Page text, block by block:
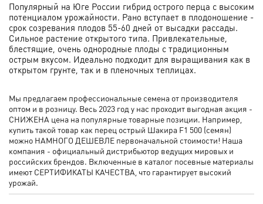
Популярный на Юге России гибрид острого перца с высоким
потенциалом урожайности. Рано вступает в плодоношение -
срок созревания плодов 55-60 дней от высадки рассады.
Сильное растение открытого типа. Привлекательные,
блестящие, очень однородные плоды с традиционным
острым вкусом. Идеально подходит для выращивания как в
открытом грунте, так и в пленочных теплицах.
Мы предлагаем профессиональные семена от производителя
оптом и в розницу. Весь 2023 год у нас проходит выгодная акция -
СНИЖЕНА цена на популярные товарные позиции. Например,
купить такой товар как перец острый Шакира F1 500 (семян)
можно НАМНОГО ДЕШЕВЛЕ первоначальной стоимости! Наша
компания - официальный дистрибьютор ведущих мировых и
российских брендов. Включенные в каталог посевные материалы
имеют СЕРТИФИКАТЫ КАЧЕСТВА, что гарантирует высокий
урожай.